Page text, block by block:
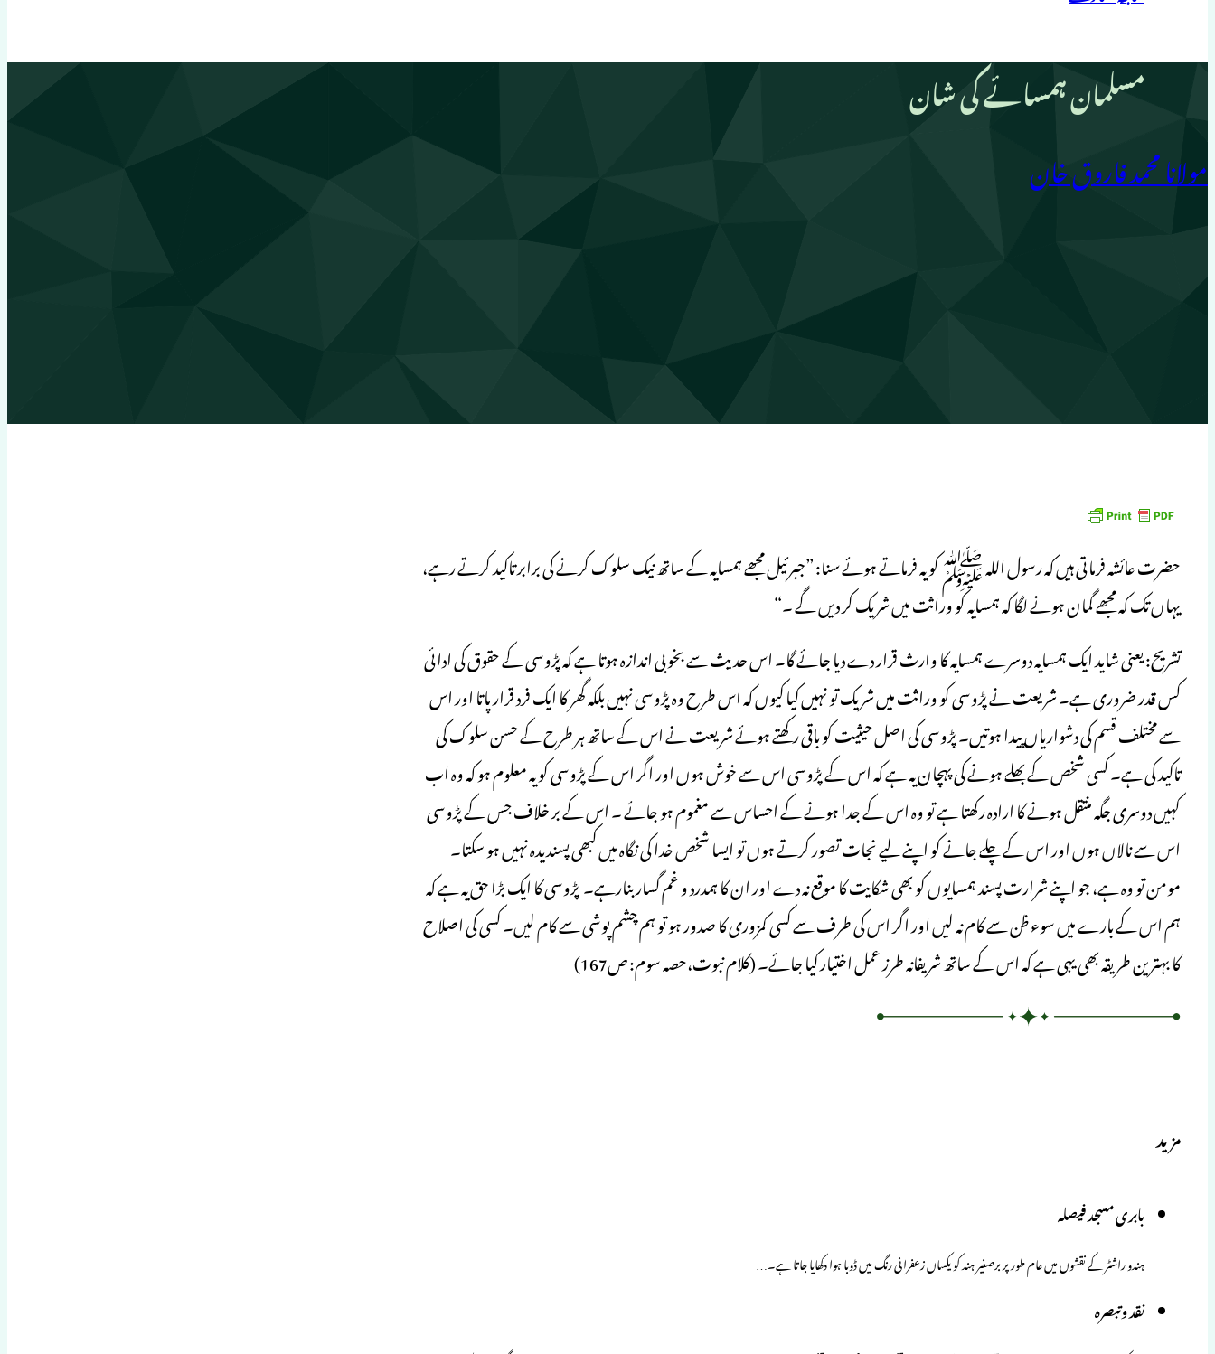
مسلمان ہمسائے کی شان
مولانا محمد فاروق خان
حضرت عائشہ فرماتی ہیں کہ رسول اللہ ﷺ کو یہ فرماتے ہوئے سنا: ”جبرئیل مجھے ہمسایہ کے ساتھ نیک سلوک کرنے کی برابر تاکید کرتے رہے،
یہاں تک کہ مجھے گمان ہونے لگا کہ ہمسایہ کو وراثت میں شریک کر دیں گے ۔“
تشریح: یعنی شاید ایک ہمسایہ دوسرے ہمسایہ کا وارث قرار دے دیا جائے گا۔ اس حدیث سے بخوبی اندازہ ہوتا ہے کہ پڑوسی کے حقوق کی ادائی
کس قدر ضروری ہے۔ شریعت نے پڑوسی کو وراثت میں شریک تو نہیں کیا کیوں کہ اس طرح وہ پڑوسی نہیں بلکہ گھر کا ایک فرد قرار پاتا اور اس
سے مختلف قسم کی دشواریاں پیدا ہوتیں۔ پڑوسی کی اصل حیثیت کو باقی رکھتے ہوئے شریعت نے اس کے ساتھ ہر طرح کے حسن سلوک کی
تاکید کی ہے۔ کسی شخص کے بھلے ہونے کی پہچان یہ ہے کہ اس کے پڑوسی اس سے خوش ہوں اور اگر اس کے پڑوسی کو یہ معلوم ہو کہ وہ اب
کہیں دوسری جگہ منتقل ہونے کا ارادہ رکھتا ہے تو وہ اس کے جدا ہونے کے احساس سے مغموم ہو جائے ۔ اس کے بر خلاف جس کے پڑوسی
اس سے نالاں ہوں اور اس کے چلے جانے کو اپنے لیے نجات تصور کرتے ہوں تو ایسا شخص خدا کی نگاہ میں کبھی پسندیدہ نہیں ہو سکتا۔
مومن تو وہ ہے، جو اپنے شرارت پسند ہمسایوں کو بھی شکایت کا موقع نہ دے اور ان کا ہمدرد و غم گسار بنارہے۔ پڑوسی کا ایک بڑا حق یہ ہے کہ
ہم اس کے بارے میں سوء ظن سے کام نہ لیں اور اگر اس کی طرف سے کسی کمزوری کا صدور ہو تو ہم چشم پوشی سے کام لیں۔ کسی کی اصلاح
کا بہترین طریقہ بھی یہی ہے کہ اس کے ساتھ شریفانہ طرز عمل اختیار کیا جائے۔ (کلام نبوت،حصہ سوم: ص167)
مزید
بابری مسجد فیصلہ
ہندو راشٹر کے نقشوں میں عام طور پر برصغیر ہند کو یکساں زعفرانی رنگ میں ڈوبا ہوا دکھایا جاتا ہے۔…
نقد وتبصرہ